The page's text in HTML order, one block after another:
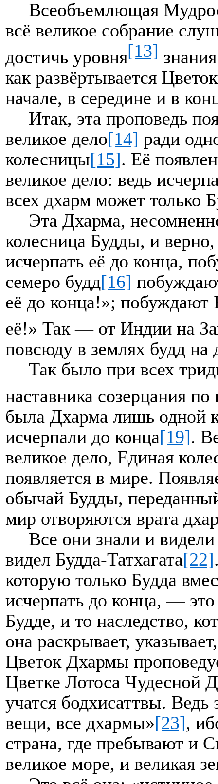
Всеобъемлющая
всё великое собрание
достичь уровня[13]
как развёртывается
начале, в середине и в
Итак, эта проповедь
великое дело[14] ради
колесницы[15]. Её
великое дело: ведь
всех дхарм может только
Эта Дхарма,
колесница Будды, и
исчерпать её до конца,
семеро будд[16]
её до конца!»;
её!» Так — от Индии на
повсюду в землях будд на
Так было при всех
наставника созерцания
была Дхарма лишь одной
исчерпали до конца[19].
великое дело, Единая
появляется в мире.
обычай Будды,
мир отворяются врата
Все они знали и
видел Будда-Татхагата[22]
которую только Будда
исчерпать до конца, —
Будде, и то наследство,
она раскрывает,
Цветок Дхармы
Цветке Лотоса Чудесной
учатся бодхисаттвы.
вещи, все дхармы»[23],
страна, где пребывают и
великое море, и великая